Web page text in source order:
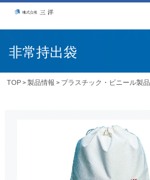
非常持出袋
TOP >製品情報 > プラスチック・ビニール製品